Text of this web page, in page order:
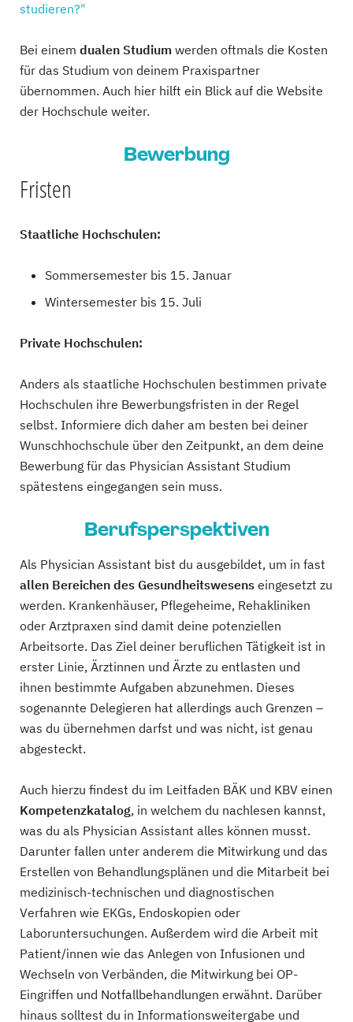
studieren?"
Bei einem dualen Studium werden oftmals die Kosten
für das Studium von deinem Praxispartner
übernommen. Auch hier hilft ein Blick auf die Website
der Hochschule weiter.
Bewerbung
Fristen
Staatliche Hochschulen:
Sommersemester bis 15. Januar
Wintersemester bis 15. Juli
Private Hochschulen:
Anders als staatliche Hochschulen bestimmen private
Hochschulen ihre Bewerbungsfristen in der Regel
selbst. Informiere dich daher am besten bei deiner
Wunschhochschule über den Zeitpunkt, an dem deine
Bewerbung für das Physician Assistant Studium
spätestens eingegangen sein muss.
Berufsperspektiven
Als Physician Assistant bist du ausgebildet, um in fast
allen Bereichen des Gesundheitswesens eingesetzt zu
werden. Krankenhäuser, Pflegeheime, Rehakliniken
oder Arztpraxen sind damit deine potenziellen
Arbeitsorte. Das Ziel deiner beruflichen Tätigkeit ist in
erster Linie, Ärztinnen und Ärzte zu entlasten und
ihnen bestimmte Aufgaben abzunehmen. Dieses
sogenannte Delegieren hat allerdings auch Grenzen –
was du übernehmen darfst und was nicht, ist genau
abgesteckt.
Auch hierzu findest du im Leitfaden BÄK und KBV einen
Kompetenzkatalog, in welchem du nachlesen kannst,
was du als Physician Assistant alles können musst.
Darunter fallen unter anderem die Mitwirkung und das
Erstellen von Behandlungsplänen und die Mitarbeit bei
medizinisch-technischen und diagnostischen
Verfahren wie EKGs, Endoskopien oder
Laboruntersuchungen. Außerdem wird die Arbeit mit
Patient/innen wie das Anlegen von Infusionen und
Wechseln von Verbänden, die Mitwirkung bei OP-
Eingriffen und Notfallbehandlungen erwähnt. Darüber
hinaus solltest du in Informationsweitergabe und